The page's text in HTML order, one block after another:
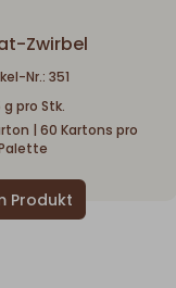
Zwirbel
Nr.: 351
g pro Stk.
| 60 Kartons pro